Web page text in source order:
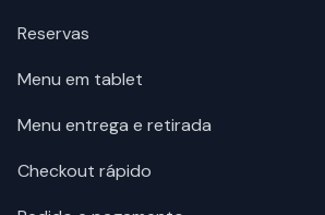
Reservas
Menu em tablet
Menu entrega e retirada
Checkout rápido